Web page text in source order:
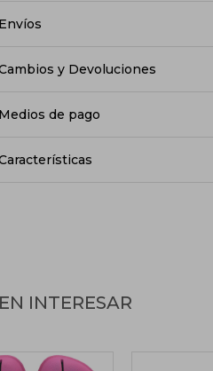
Envíos
y Devoluciones
Medios de pago
INTERESAR